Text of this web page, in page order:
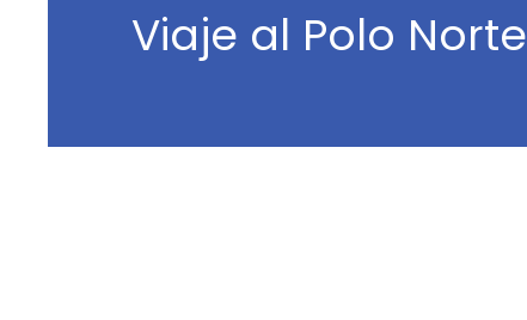
Viaje al Polo Norte